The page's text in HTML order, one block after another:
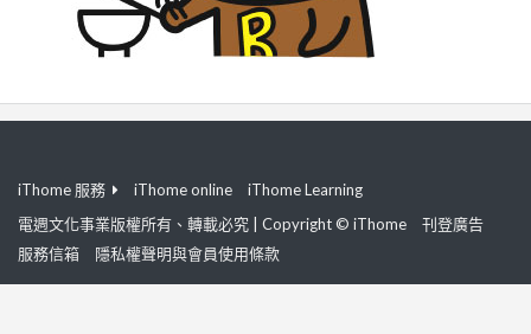
iThome 服務 iThome online
iThome Learning
電週文化事業版權所有、轉載必究 | Copyright © iThome
刊登廣告
服務信箱
隱私權聲明與會員使用條款